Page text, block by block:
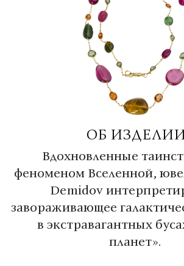
ОБ
Вдохновленные
феноменом Вселенной,
Demidov
завораживающее
в экстравагантных
планет».